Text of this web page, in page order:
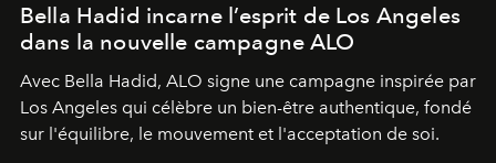
Bella Hadid incarne l’esprit de Los Angeles
dans la nouvelle campagne ALO
Avec Bella Hadid, ALO signe une campagne inspirée par
Los Angeles qui célèbre un bien-être authentique, fondé
sur l'équilibre, le mouvement et l'acceptation de soi.